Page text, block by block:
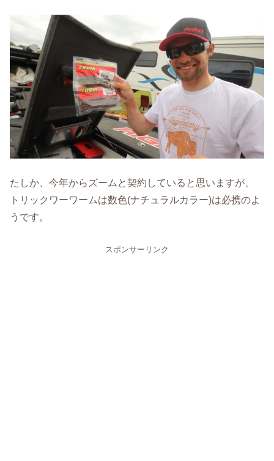
たしか、今年からズームと契約していると思いますが、
トリックワーワームは数色(ナチュラルカラー)は必携のよ
うです。
スポンサーリンク